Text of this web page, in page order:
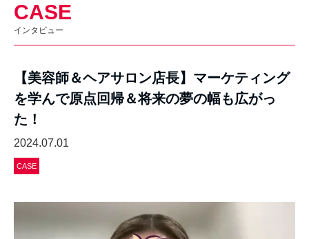
CASE
インタビュー
【美容師＆ヘアサロン店長】マーケティング
を学んで原点回帰＆将来の夢の幅も広がっ
た！
2024.07.01
CASE